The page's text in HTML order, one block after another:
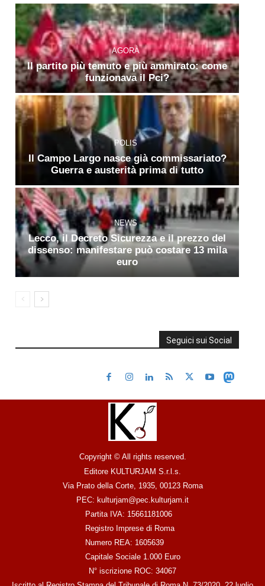
AGORÀ
Il partito più temuto e più ammirato: come
funzionava il Pci?
POLIS
Il Campo Largo nasce già commissariato?
Guerra e austerità prima di tutto
NEWS
Lecco, il Decreto Sicurezza e il prezzo del
dissenso: manifestare può costare 13 mila
euro
Seguici sui Social
Copyright © All rights reserved.
Editore KULTURJAM S.r.l.s.
Via Prato della Corte, 1935, 00123 Roma
PEC: kulturjam@pec.kulturjam.it
Partita IVA: 15661181006
Registro Imprese di Roma
Numero REA: 1605639
Capitale Sociale 1.000 Euro
N° iscrizione ROC: 34067